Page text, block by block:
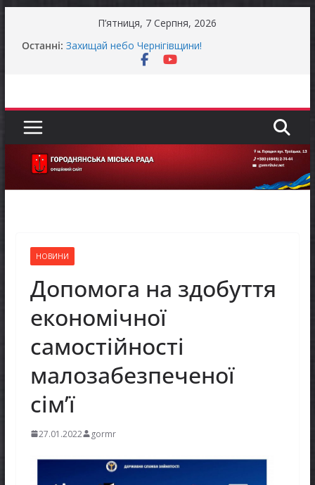
П’ятниця, 7 Серпня, 2026
Останні: Захищай небо Чернігівщини!
Батьки майбутніх першокласників уже можуть
Як отримати компенсацію за товари, придбані
Уповноважений Верховної Ради України з
прав людини проводить опитування щодо
реалізації права осіб з інвалідністю на працю
НОВИНИ
Допомога на здобуття
економічної
самостійності
малозабезпеченої
сім’ї
27.01.2022 gormr